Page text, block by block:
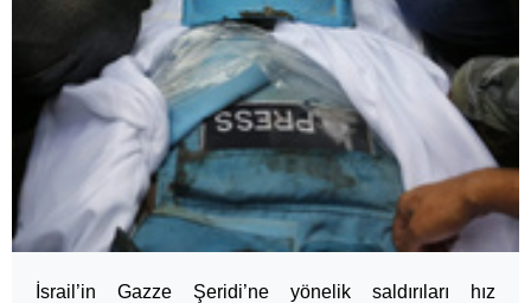
İsrail’in Gazze Şeridi’ne yönelik saldırıları hız